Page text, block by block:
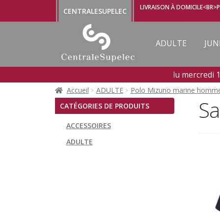
navigation
contenu
CENTRALESUPELEC LIVRAISON À
ADULTE
Boutique ouverte du mercredi
Accueil ADULTE Polo Mizuno marine
CATÉGORIES DE PRODUITS
ACCESSOIRES
ADULTE